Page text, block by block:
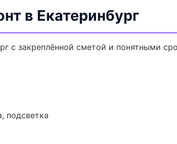
в Екатеринбург
с закреплённой сметой и понятными
подсветка